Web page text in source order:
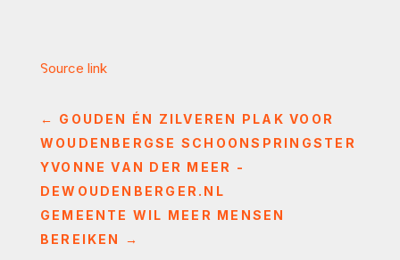
Source link
← GOUDEN ÉN ZILVEREN PLAK VOOR
WOUDENBERGSE SCHOONSPRINGSTER
YVONNE VAN DER MEER -
DEWOUDENBERGER.NL
GEMEENTE WIL MEER MENSEN
BEREIKEN
→